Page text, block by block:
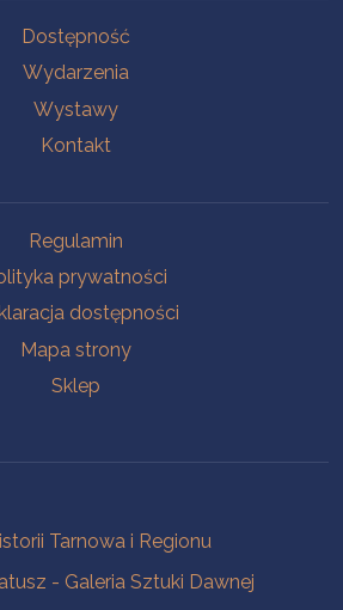
Dostępność
Wydarzenia
Wystawy
Kontakt
Regulamin
prywatności
dostępności
Mapa strony
Sklep
Tarnowa i Regionu
- Galeria Sztuki Dawnej